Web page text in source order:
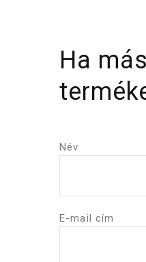
Ha
Név
E-mail cím